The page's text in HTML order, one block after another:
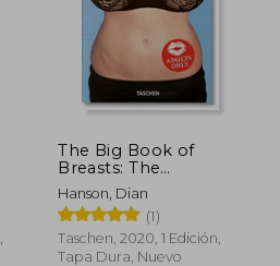
The Big Book of
Breasts: The
Compact Age of
Natural Curves (en
Trilingüe)
Hanson, Dian
(1)
Taschen, 2020, 1 Edición,
Tapa Dura, Nuevo